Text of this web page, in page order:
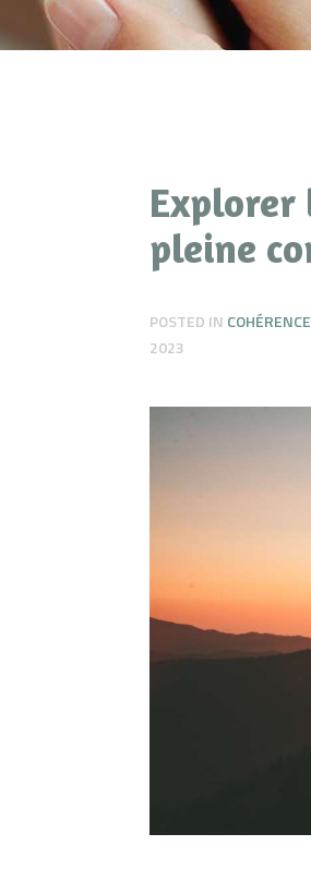
Explorer
pleine
POSTED IN
2023